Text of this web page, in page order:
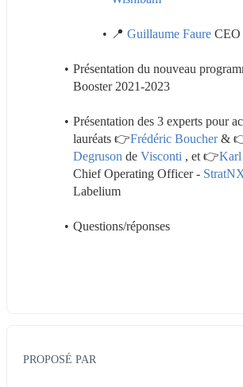
📍 Guillaume Faure CEO
Présentation du nouveau
Booster 2021-2023
Présentation des 3 experts pour
lauréats 👉Frédéric Boucher &
Degruson de Visconti , et 👉Karl
Chief Operating Officer -
Labelium
Questions/réponses
PROPOSÉ PAR